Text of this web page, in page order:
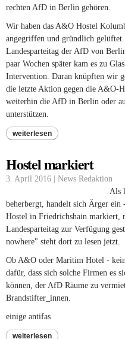
rechten AfD in Berlin gehören.
Wir haben das A&O Hostel
angegriffen und gründlich
Landesparteitag der AfD von
paar Wochen später kam es zu
Intervention. Daran knüpften wir
die letzte Aktion gegen die A&O-
weiterhin die AfD in Berlin oder
unterstützen.
weiterlesen
Hostel markiert
3. April 2016 | News Redaktion
Als
beherbergt, handelt sich Ärger
Hostel in Friedrichshain markiert,
Landesparteitag zur Verfügung
nowhere" steht dort zu lesen jetzt.
Ob A&O oder Maritim Hotel -
dafür, dass sich solche Firmen es
können, der AfD Räume zu
Brandstifter_innen.
einige antifas
weiterlesen